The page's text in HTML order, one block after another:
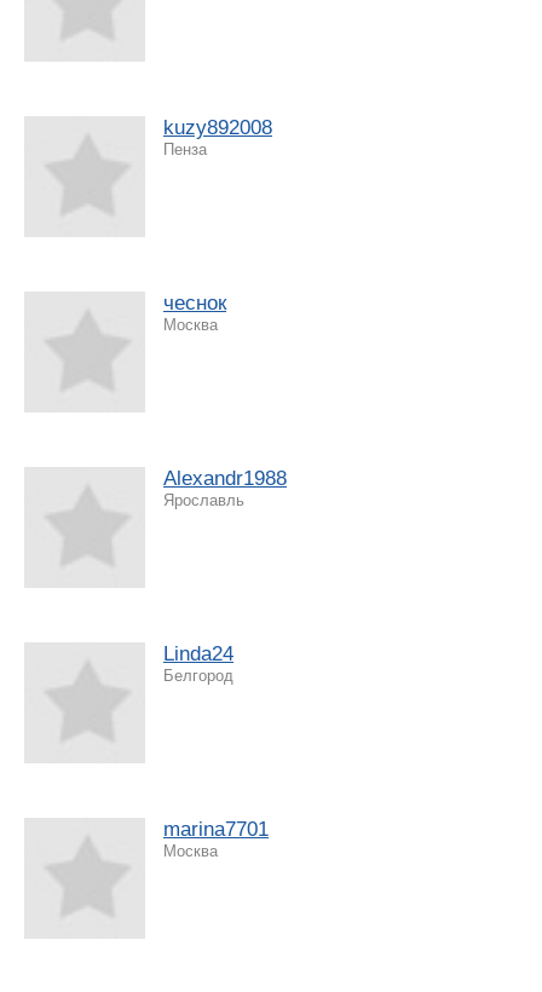
kuzy892008
Пенза
чеснок
Москва
Alexandr1988
Ярославль
Linda24
Белгород
marina7701
Москва